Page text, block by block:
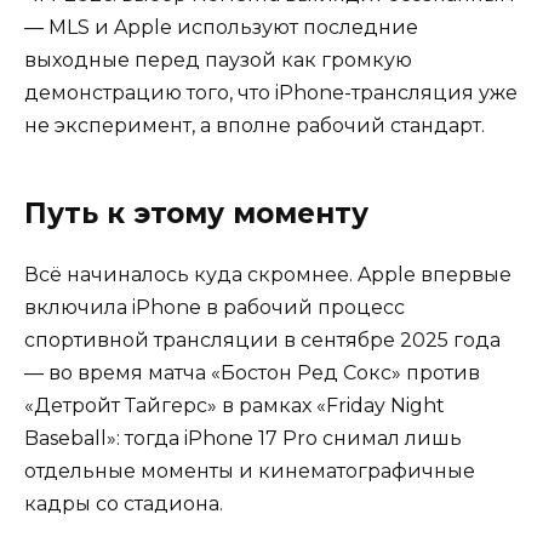
— MLS и Apple используют последние
выходные перед паузой как громкую
демонстрацию того, что iPhone-трансляция уже
не эксперимент, а вполне рабочий стандарт.
Путь к этому моменту
Всё начиналось куда скромнее. Apple впервые
включила iPhone в рабочий процесс
спортивной трансляции в сентябре 2025 года
— во время матча «Бостон Ред Сокс» против
«Детройт Тайгерс» в рамках «Friday Night
Baseball»: тогда iPhone 17 Pro снимал лишь
отдельные моменты и кинематографичные
кадры со стадиона.